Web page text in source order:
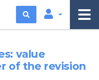
Etsi
value
of the revision